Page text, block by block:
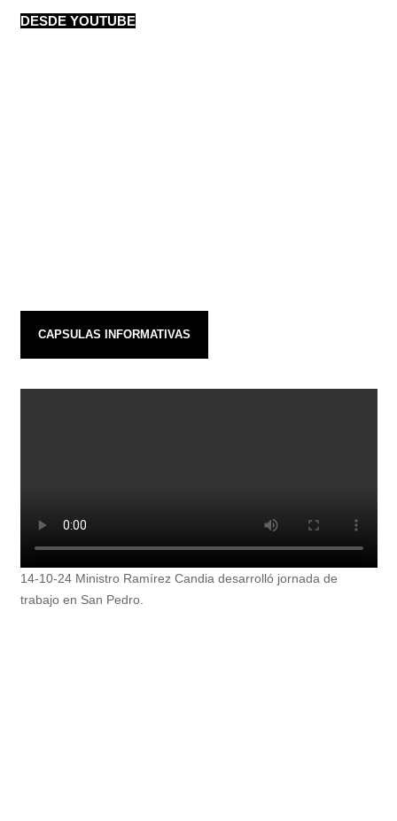
DESDE YOUTUBE
CAPSULAS INFORMATIVAS
14-10-24 Ministro Ramírez Candia desarrolló jornada de
trabajo en San Pedro.